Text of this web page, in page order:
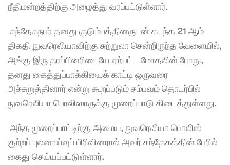
நீதிமன்றத்திற்கு அழைத்து வரப்பட்டுள்ளார்.
சந்தேகநபர் தனது குடும்பத்தினருடன் கடந்த 21 ஆம்
திகதி நுவரெலியாவிற்கு சுற்றுலா சென்றிருந்த வேளையில்,
அங்கு இரு தரப்பினரிடையே ஏற்பட்ட மோதலின் போது,
தனது கைத்துப்பாக்கியைக் காட்டி ஒருவரை
அச்சுறுத்தினார் என்று கூறப்படும் சம்பவம் தொடர்பில்
நுவரெலியா பொலிஸாருக்கு முறைப்பாடு கிடைத்துள்ளது.
அந்த முறைப்பாட்டிற்கு அமைய, நுவரெலியா பொலிஸ்
குற்றப் புலனாய்வுப் பிரிவினரால் அவர் சந்தேகத்தின் பேரில்
கைது செய்யப்பட்டுள்ளார்.